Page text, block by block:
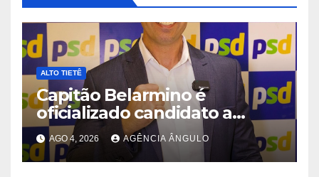
ALTO TIETÊ
Capitão Belarmino é
oficializado candidato a
deputado estadual pelo PSD
durante convenção em São
Paulo
AGO 4, 2026 AGÊNCIA ÂNGULO